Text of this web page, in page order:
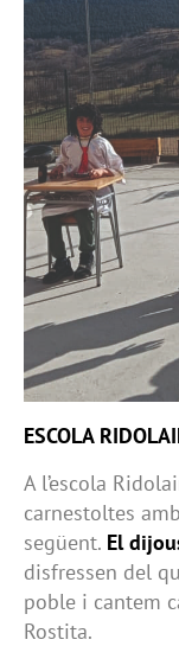
ESCOLA
A l’escola
carnestoltes
següent. El
disfressen del
poble i cantem
Rostita.